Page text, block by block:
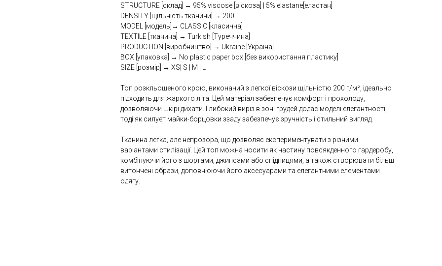
STRUCTURE [склад] → 95% viscose [віскоза] | 5% elastane[еластан]
DENSITY [щільність тканини] → 200
MODEL [модель]→ CLASSIC [класична]
TEXTILE [тканина] → Turkish [Туреччина]
PRODUCTION [виробництво] → Ukraine [Україна]
BOX [упаковка] → No plastic paper box [без викориcтання пластику]
SIZE [розмір] → XS| S | M | L
Топ розкльошеного крою, виконаний з легкої віскози щільністю 200 г/м², ідеально
підходить для жаркого літа. Цей матеріал забезпечує комфорт і прохолоду,
дозволяючи шкірі дихати. Глибокий виріз в зоні грудей додає моделі елегантності,
тоді як силует майки-борцовки ззаду забезпечує зручність і стильний вигляд.
Тканина легка, але непрозора, що дозволяє експериментувати з різними
варіантами стилізації. Цей топ можна носити як частину повсякденного гардеробу,
комбінуючи його з шортами, джинсами або спідницями, а також створювати більш
витончені образи, доповнюючи його аксесуарами та елегантними елементами
одягу.